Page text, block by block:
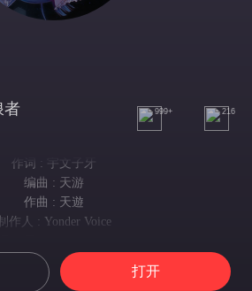
者 999+ 216
作词 : 宇文子牙
编曲 : 天游
作曲 : 天遊
作人 : Yonder Voice
算只能望着月光哀叹
にいたりしたくでも 打开